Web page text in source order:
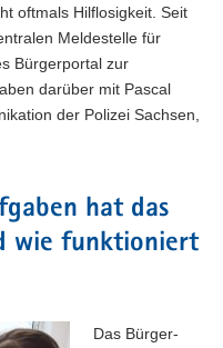
oftmals Hilflosigkeit. Seit
Meldestelle für
Bürgerportal zur
darüber mit Pascal
der Polizei Sachsen,
hat das
wie funktioniert
Das Bürger-